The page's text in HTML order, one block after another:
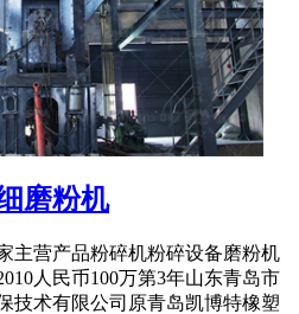
磨粉机
主营产品粉碎机粉碎设备磨粉机
人民币100万第3年山东青岛市
技术有限公司原青岛凯博特橡塑